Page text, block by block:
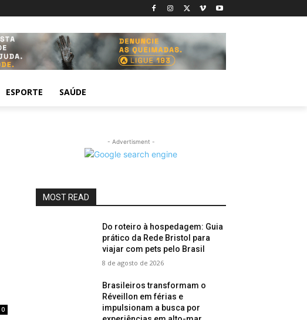
ESPORTE SAÚDE
0
- Advertisment -
MOST READ
Do roteiro à hospedagem: Guia
prático da Rede Bristol para
viajar com pets pelo Brasil
8 de agosto de 2026
Brasileiros transformam o
Réveillon em férias e
impulsionam a busca por